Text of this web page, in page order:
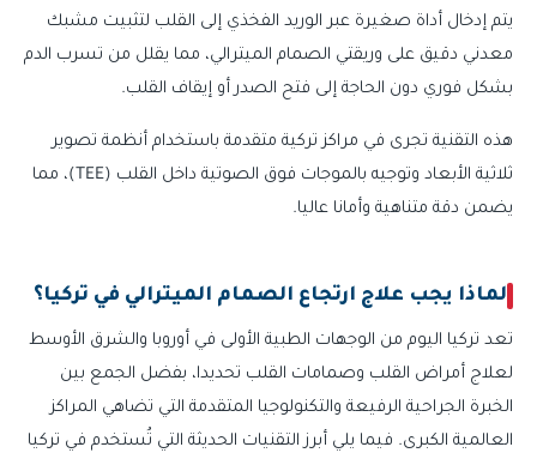
يتم إدخال أداة صغيرة عبر الوريد الفخذي إلى القلب لتثبيت مشبك
معدني دقيق على وريقتي الصمام الميترالي، مما يقلل من تسرب الدم
بشكل فوري دون الحاجة إلى فتح الصدر أو إيقاف القلب.
هذه التقنية تجرى في مراكز تركية متقدمة باستخدام أنظمة تصوير
ثلاثية الأبعاد وتوجيه بالموجات فوق الصوتية داخل القلب (TEE)، مما
يضمن دقة متناهية وأمانا عاليا.
لماذا يجب علاج ارتجاع الصمام الميترالي في تركيا؟
تعد تركيا اليوم من الوجهات الطبية الأولى في أوروبا والشرق الأوسط
لعلاج أمراض القلب وصمامات القلب تحديدا، بفضل الجمع بين
الخبرة الجراحية الرفيعة والتكنولوجيا المتقدمة التي تضاهي المراكز
العالمية الكبرى. فيما يلي أبرز التقنيات الحديثة التي تُستخدم في تركيا